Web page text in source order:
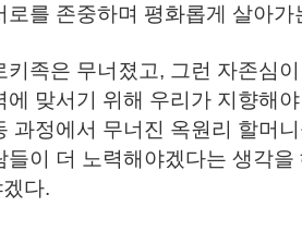
로를 존중하며 평화롭게 살아
키족은 무너졌고, 그런 자존심
에 맞서기 위해 우리가 지향해
과정에서 무너진 옥원리 할머
들이 더 노력해야겠다는 생각
다.